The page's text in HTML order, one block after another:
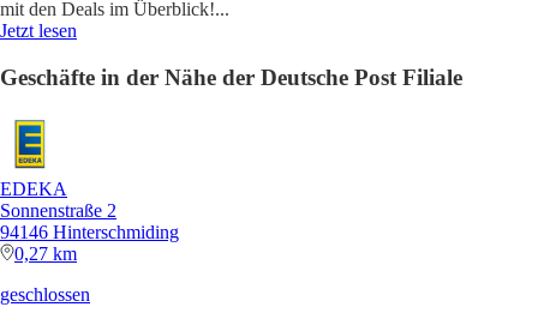
mit den Deals im Überblick!...
Jetzt lesen
Geschäfte in der Nähe der Deutsche Post Filiale
EDEKA
Sonnenstraße 2
94146 Hinterschmiding
0,27 km
geschlossen